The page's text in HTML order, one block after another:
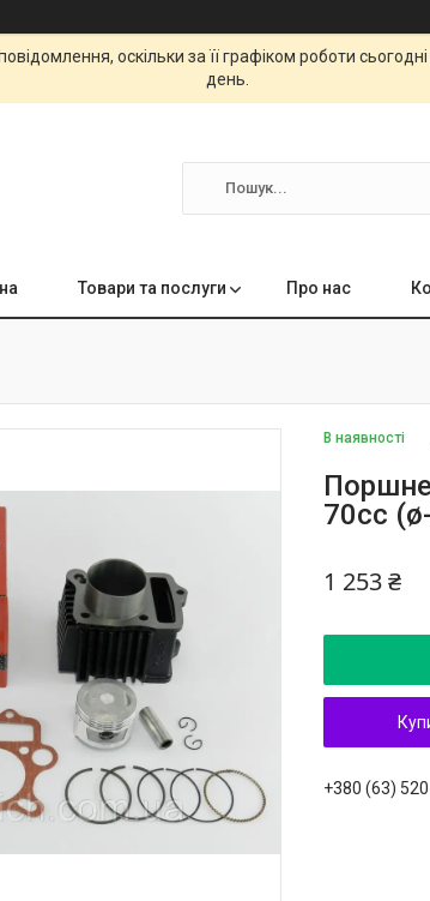
оскільки за її графіком роботи
день.
Товари та послуги Про нас
В наявності
70cc
1 253 ₴
+380 (63)